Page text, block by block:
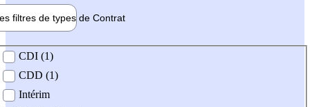
filtres de types de Contrat
contrat
CDI (1)
CDD (1)
Intérim